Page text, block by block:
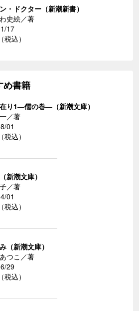
・ドクター（新潮新書）
史絵／著
17
込）
め書籍
り1―儒の巻―（新潮文庫）
／著
01
込）
新潮文庫）
／著
01
込）
（新潮文庫）
つこ／著
29
込）